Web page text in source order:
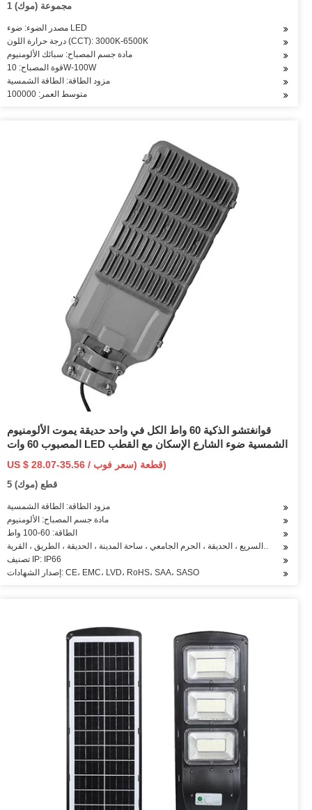
1 مجموعة (موك)
مصدر الضوء: ضوء LED
درجة حرارة اللون (CCT): 3000K-6500K
مادة جسم المصباح: سبائك الألومنيوم
قوة المصباح: 10W-100W
مزود الطاقة: الطاقة الشمسية
متوسط العمر: 100000
قوانغتشو الذكية 60 واط الكل في واحد حديقة يموت الألومنيوم
المصبوب 60 وات LED الشمسية ضوء الشارع الإسكان مع القطب
US $ 28.07-35.56 / قطعة (سعر فوب)
5 قطع (موك)
مزود الطاقة: الطاقة الشمسية
مادة جسم المصباح: الألومنيوم
الطاقة: 60-100 واط
الطريق السريع ، الحديقة ، الحرم الجامعي ، ساحة المدينة ، الحديقة ، الطريق ، القرية
تصنيف IP: IP66
إصدار الشهادات: CE، EMC، LVD، RoHS، SAA، SASO